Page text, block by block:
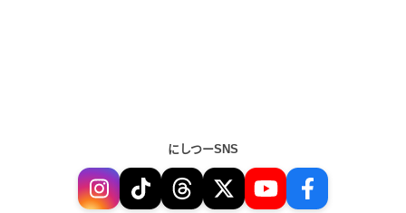
にしつーSNS